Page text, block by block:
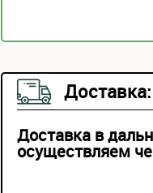
Доставка в
осуществляем